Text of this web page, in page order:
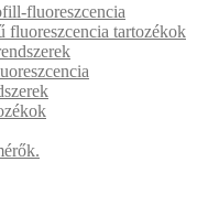
fluoreszcencia
fluoreszcencia tartozékok